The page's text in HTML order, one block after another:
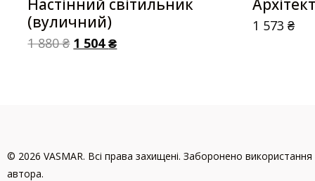
Настінний світильник
(вуличний)
1 880₴ 1 504₴
1 573₴
© 2026 VASMAR. Всі права захищені. Заборонено використання
автора.